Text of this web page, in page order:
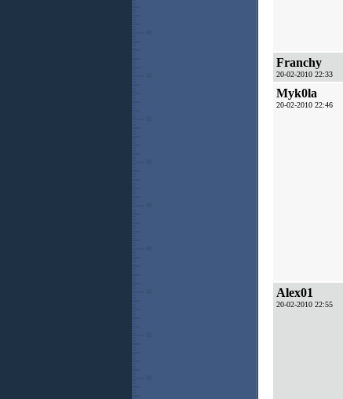
Franchy
20-02-2010 22:33
Myk0la
20-02-2010 22:46
Alex01
20-02-2010 22:55